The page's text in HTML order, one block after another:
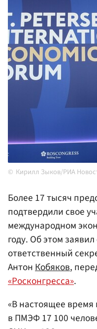
Кирилл Зыков/РИА
Более 17 тысяч
подтвердили свое
международном
году. Об этом
ответственный
АнтонКобяков,
«Росконгресса».
«В настоящее время
в ПМЭФ 17 100